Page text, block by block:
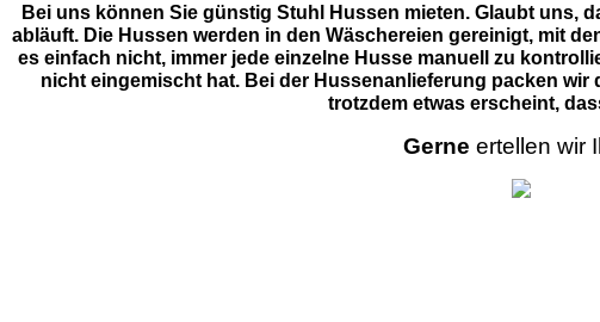
Bei uns können Sie günstig Stuhl Hussen mieten. Glaubt uns,
abläuft. Die Hussen werden in den Wäschereien gereinigt, mit
es einfach nicht, immer jede einzelne Husse manuell zu
nicht eingemischt hat. Bei der Hussenanlieferung packen
trotzdem etwas erscheint,
Gerne ertellen wir